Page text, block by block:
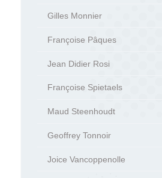
Gilles Monnier
Françoise Pâques
Jean Didier Rosi
Françoise Spietaels
Maud Steenhoudt
Geoffrey Tonnoir
Joice Vancoppenolle